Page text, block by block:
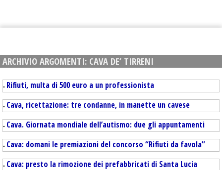
ARCHIVIO ARGOMENTI: CAVA DE’ TIRRENI
Rifiuti, multa di 500 euro a un professionista
Cava, ricettazione: tre condanne, in manette un cavese
Cava. Giornata mondiale dell’autismo: due gli appuntamenti
Cava: domani le premiazioni del concorso “Rifiuti da favola”
Cava: presto la rimozione dei prefabbricati di Santa Lucia